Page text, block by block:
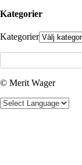
Kategorier
Kategorier
© Merit Wager